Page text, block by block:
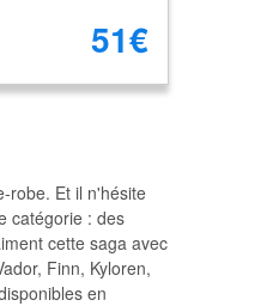
51€
robe. Et il n'hésite
catégorie : des
cette saga avec
Finn, Kyloren,
en